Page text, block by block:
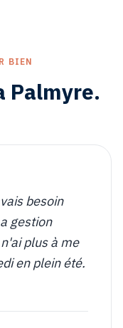
BIEN
Palmyre.
besoin
gestion
plus à me
en plein été.